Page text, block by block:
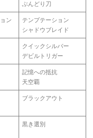
ぶんどり刀
ン
テンプテーション
シャドウブレイド
クイックシルバー
デビルトリガー
記憶への抵抗
天空覇
ブラックアウト
黒き選別